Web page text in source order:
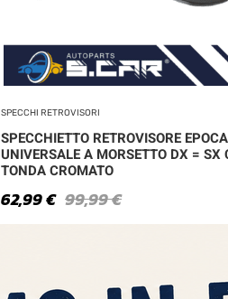
SPECCHI RETROVISORI
SPECCHIETTO RETROVISORE EPOCA
UNIVERSALE A MORSETTO DX = SX
TONDA CROMATO
99,99€
62,99€